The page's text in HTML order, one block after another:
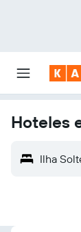
Hoteles
Ilha